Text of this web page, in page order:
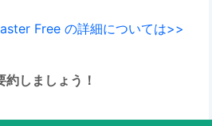
Free の詳細については>>
しましょう！